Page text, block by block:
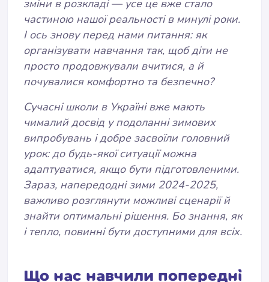
зміни в розкладі — усе це вже стало
частиною нашої реальності в минулі роки.
І ось знову перед нами питання: як
організувати навчання так, щоб діти не
просто продовжували вчитися, а й
почувалися комфортно та безпечно?
Сучасні школи в Україні вже мають
чималий досвід у подоланні зимових
випробувань і добре засвоїли головний
урок: до будь-якої ситуації можна
адаптуватися, якщо бути підготовленими.
Зараз, напередодні зими 2024-2025,
важливо розглянути можливі сценарії й
знайти оптимальні рішення. Бо знання, як
і тепло, повинні бути доступними для всіх.
Що нас навчили попередні